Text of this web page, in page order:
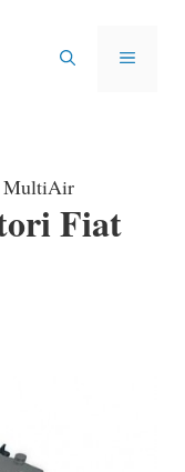
MENU
MultiAir
Fiat